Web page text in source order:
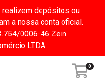
realizem depósitos ou
a nossa conta oficial.
0006-46 Zein
LTDA
0